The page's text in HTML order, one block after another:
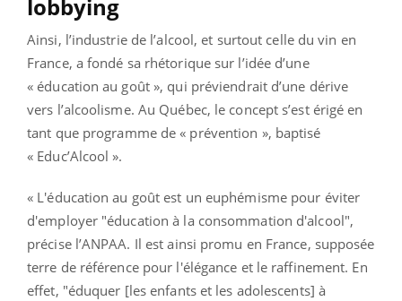
lobbying
Ainsi, l’industrie de l’alcool, et surtout celle du vin en
France, a fondé sa rhétorique sur l’idée d’une
« éducation au goût », qui préviendrait d’une dérive
vers l’alcoolisme. Au Québec, le concept s’est érigé en
tant que programme de « prévention », baptisé
« Educ’Alcool ».
« L'éducation au goût est un euphémisme pour éviter
d'employer "éducation à la consommation d'alcool",
précise l’ANPAA. Il est ainsi promu en France, supposée
terre de référence pour l'élégance et le raffinement. En
effet, "éduquer [les enfants et les adolescents] à